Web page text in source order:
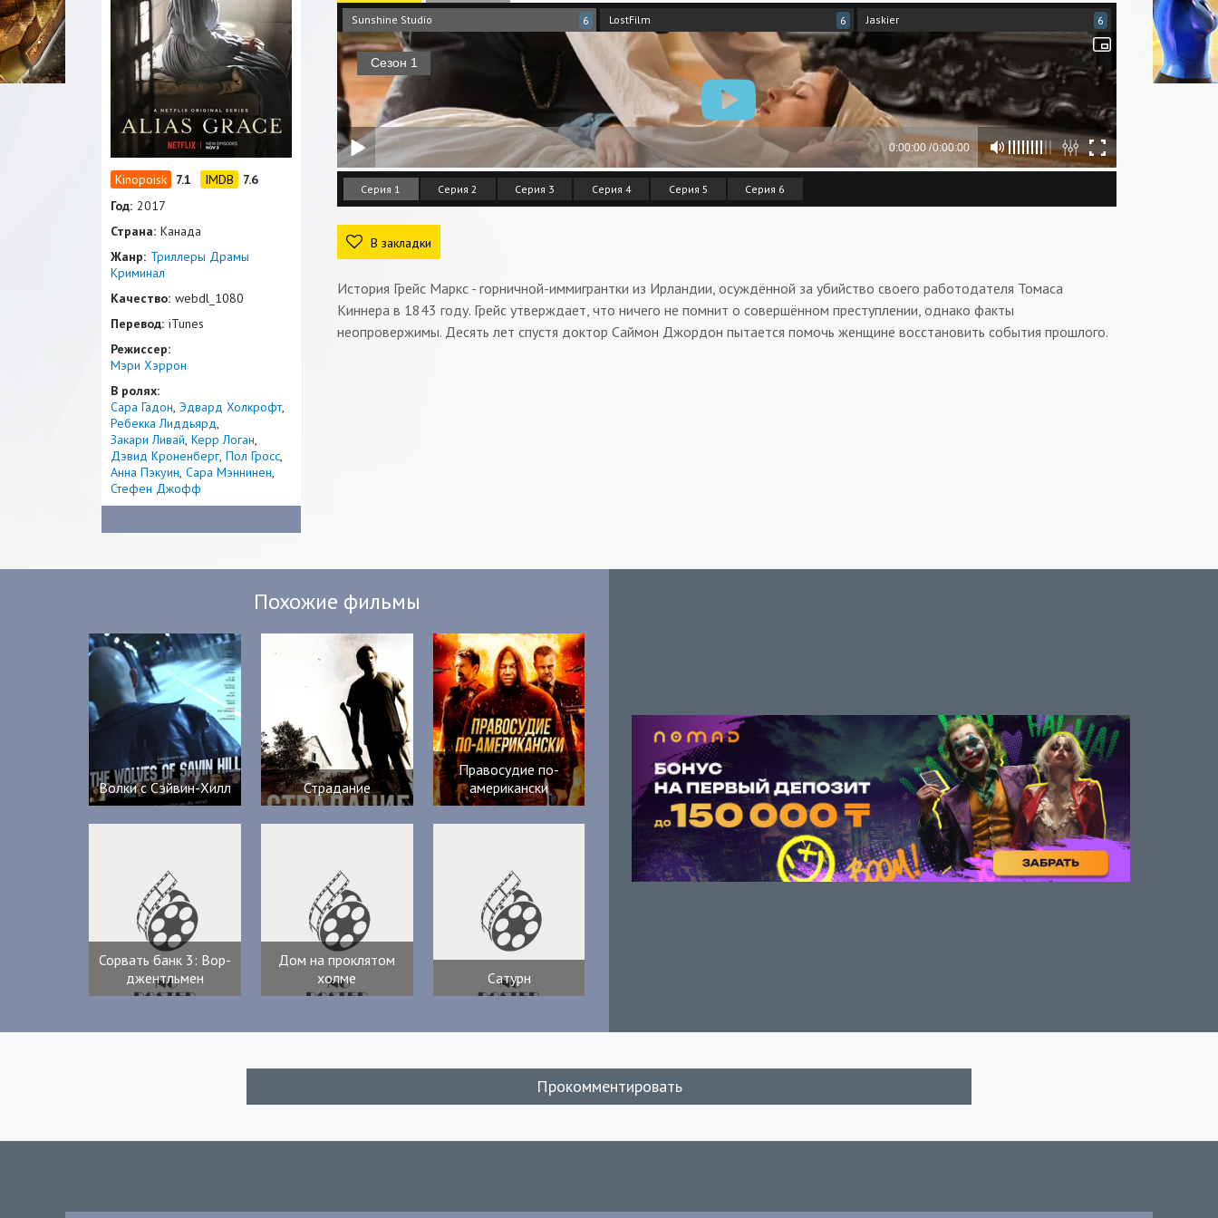
Sunshine Studio 6 LostFilm 6 Jaskier 6
Серия 1 Серия 2 Серия 3 Серия 4 Серия 5 Серия 6
В закладки
История Грейс Маркс - горничной-иммигрантки из Ирландии, осуждённой за убийство своего работодателя Томаса
Киннера в 1843 году. Грейс утверждает, что ничего не помнит о совершённом преступлении, однако факты
неопровержимы. Десять лет спустя доктор Саймон Джордон пытается помочь женщине восстановить события прошлого.
7.1
7.6
Год: 2017
Страна: Канада
Жанр: Триллеры Драмы
Криминал
Качество: webdl_1080
Перевод: iTunes
Режиссер:
Мэри Хэррон
В ролях:
Сара Гадон Эдвард Холкрофт
Ребекка Лиддьярд
Закари Ливай Керр Логан
Дэвид Кроненберг Пол Гросс
Анна Пэкуин Сара Мэннинен
Стефен Джофф
Похожие фильмы
Волки с Сэйвин-Хилл Страдание
Правосудие по-
американски
Сорвать банк 3: Вор-
джентльмен
Дом на проклятом
холме
Сатурн
Прокомментировать